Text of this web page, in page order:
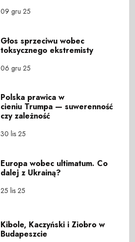
09 gru 25
Głos sprzeciwu wobec
toksycznego ekstremisty
06 gru 25
Polska prawica w
cieniu Trumpa — suwerenność
czy zależność
30 lis 25
Europa wobec ultimatum. Co
dalej z Ukrainą?
25 lis 25
Kibole, Kaczyński i Ziobro w
Budapeszcie